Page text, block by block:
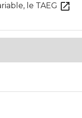
le TAEG open_in_new